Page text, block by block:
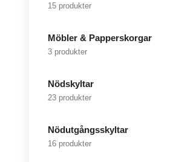
15 produkter
Möbler & Papperskorgar
3 produkter
Nödskyltar
23 produkter
Nödutgångsskyltar
16 produkter